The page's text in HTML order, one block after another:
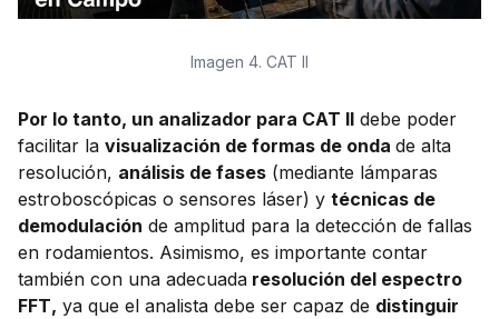
Imagen 4. CAT II
Por lo tanto, un analizador para CAT II debe poder
facilitar la visualización de formas de onda de alta
resolución, análisis de fases (mediante lámparas
estroboscópicas o sensores láser) y técnicas de
demodulación de amplitud para la detección de fallas
en rodamientos. Asimismo, es importante contar
también con una adecuada resolución del espectro
FFT, ya que el analista debe ser capaz de distinguir